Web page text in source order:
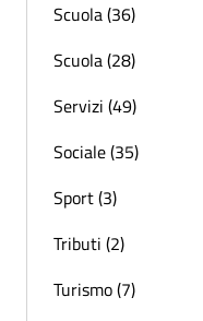
Scuola (36)
Scuola (28)
Servizi (49)
Sociale (35)
Sport (3)
Tributi (2)
Turismo (7)